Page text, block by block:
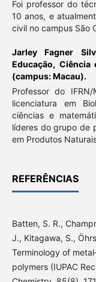
Foi professor do
10 anos, e
civil no campus São
Jarley Fagner
Educação,
(campus: Macau).
Professor do
licenciatura em
ciências e
líderes do grupo de
em Produtos
REFERÊNCIAS
Batten, S. R.,
J., Kitagawa, S.,
Terminology of
polymers (IUPAC